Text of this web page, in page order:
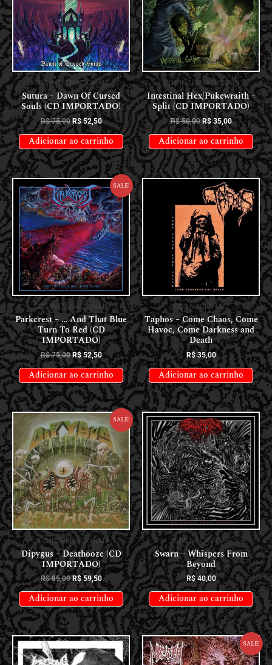
CDS INTERNACIONAIS
Sutura – Dawn Of Cursed
Souls (CD IMPORTADO)
R$75,00 R$52,50
Adicionar ao carrinho
CDS INTERNACIONAIS
Intestinal Hex/Pukewraith –
Split (CD IMPORTADO)
R$50,00 R$35,00
Adicionar ao carrinho
Sale!
CDS INTERNACIONAIS
Parkcrest – … And That Blue
Turn To Red (CD
IMPORTADO)
R$75,00 R$52,50
Adicionar ao carrinho
CDS NACIONAIS
Taphos – Come Chaos, Come
Havoc, Come Darkness and
Death
R$35,00
Adicionar ao carrinho
Sale!
CDS INTERNACIONAIS
Dipygus – Deathooze (CD
IMPORTADO)
R$85,00 R$59,50
Adicionar ao carrinho
CDS NACIONAIS
Swarn – Whispers From
Beyond
R$40,00
Adicionar ao carrinho
Sale!